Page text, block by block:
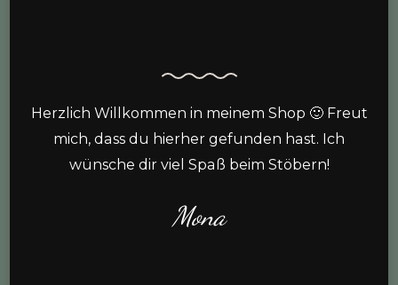
Herzlich Willkommen in meinem Shop 🙂 Freut
mich, dass du hierher gefunden hast. Ich
wünsche dir viel Spaß beim Stöbern!
Mona